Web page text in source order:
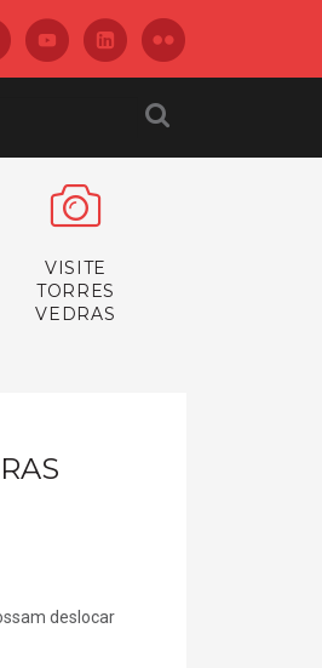
VISITE
TORRES
VEDRAS
deslocar